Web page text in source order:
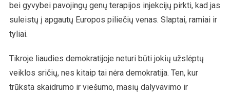
bei gyvybei pavojingų genų terapijos injekcijų pirkti, kad jas
suleistų į apgautų Europos piliečių venas. Slaptai, ramiai ir
tyliai.
Tikroje liaudies demokratijoje neturi būti jokių užslėptų
veiklos sričių, nes kitaip tai nėra demokratija. Ten, kur
trūksta skaidrumo ir viešumo, masių dalyvavimo ir